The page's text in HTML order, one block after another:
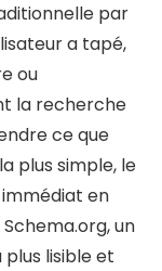
par
a tapé,
ou
la recherche
ce que
plus simple, le
immédiat en
un
lisible et